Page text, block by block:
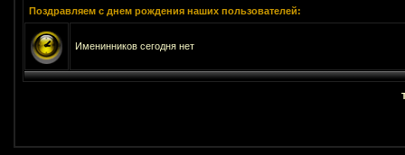
Поздравляем с днем рождения наших пользователей:
Именинников сегодня нет